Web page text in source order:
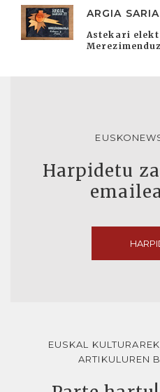
ARGIA
Astekari
Harpidetu
EUSKAL
ARTIKULUREN